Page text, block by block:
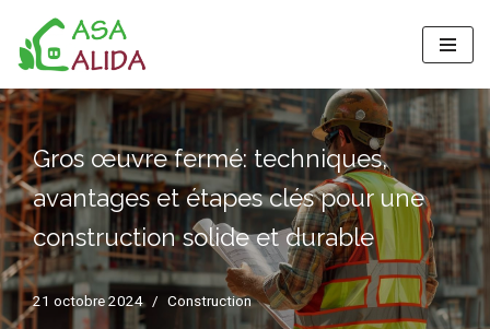
Aller
au
contenu
Gros œuvre fermé: techniques,
avantages et étapes clés pour une
construction solide et durable
21 octobre 2024 Construction